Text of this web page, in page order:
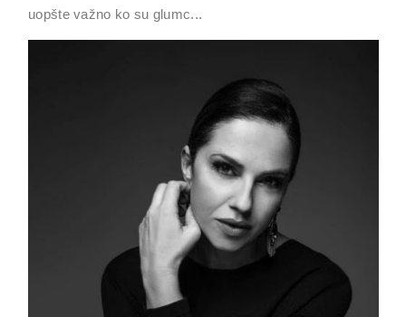
uopšte važno ko su glumc...